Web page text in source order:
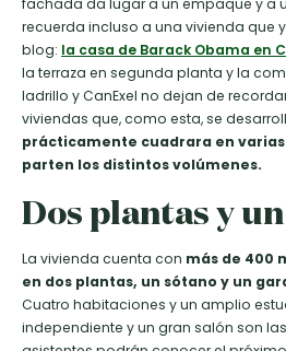
recuerda incluso a una vivienda que
blog: la casa de Barack Obama en
la terraza en segunda planta y la
ladrillo y CanExel no dejan de
viviendas que, como esta, se
prácticamente cuadrara en
parten los distintos volúmenes.
Dos plantas y
La vivienda cuenta con más de 400
en dos plantas, un sótano y un
Cuatro habitaciones y un amplio
independiente y un gran salón son